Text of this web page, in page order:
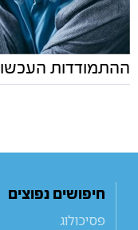
ההתמודדות
חיפושים נפוצים
פסיכולוג